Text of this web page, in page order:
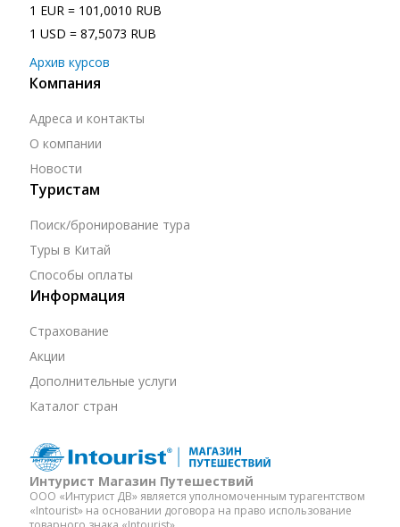
1 EUR = 101,0010 RUB
1 USD = 87,5073 RUB
Архив курсов
Компания
Адреса и контакты
О компании
Новости
Туристам
Поиск/бронирование тура
Туры в Китай
Способы оплаты
Информация
Страхование
Акции
Дополнительные услуги
Каталог стран
Интурист Магазин Путешествий
ООО «Интурист ДВ» является уполномоченным турагентством
«Intourist» на основании договора на право использование